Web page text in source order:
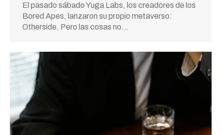
El pasado sábado Yuga Labs, los creadores de los
Bored Apes, lanzaron su propio metaverso:
Otherside. Pero las cosas no…